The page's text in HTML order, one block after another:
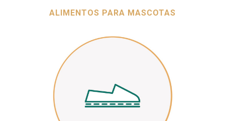
ALIMENTOS PARA MASCOTAS